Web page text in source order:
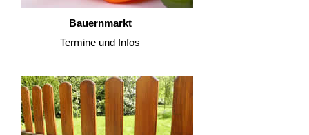
Bauernmarkt
Termine und Infos